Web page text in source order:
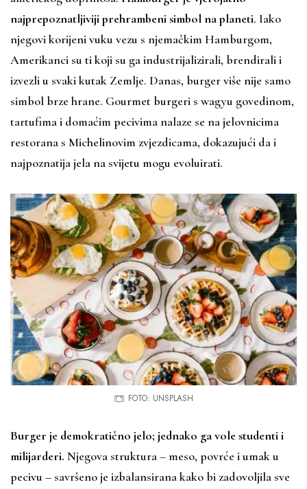
najprepoznatljiviji prehrambeni simbol na planeti. Iako
njegovi korijeni vuku vezu s njemačkim Hamburgom,
Amerikanci su ti koji su ga industrijalizirali, brendirali i
izvezli u svaki kutak Zemlje. Danas, burger više nije samo
simbol brze hrane. Gourmet burgeri s wagyu govedinom,
tartufima i domaćim pecivima nalaze se na jelovnicima
restorana s Michelinovim zvjezdicama, dokazujući da i
najpoznatija jela na svijetu mogu evoluirati.
FOTO: UNSPLASH
Burger je demokratično jelo; jednako ga vole studenti i
milijarderi. Njegova struktura – meso, povrće i umak u
pecivu – savršeno je izbalansirana kako bi zadovoljila sve